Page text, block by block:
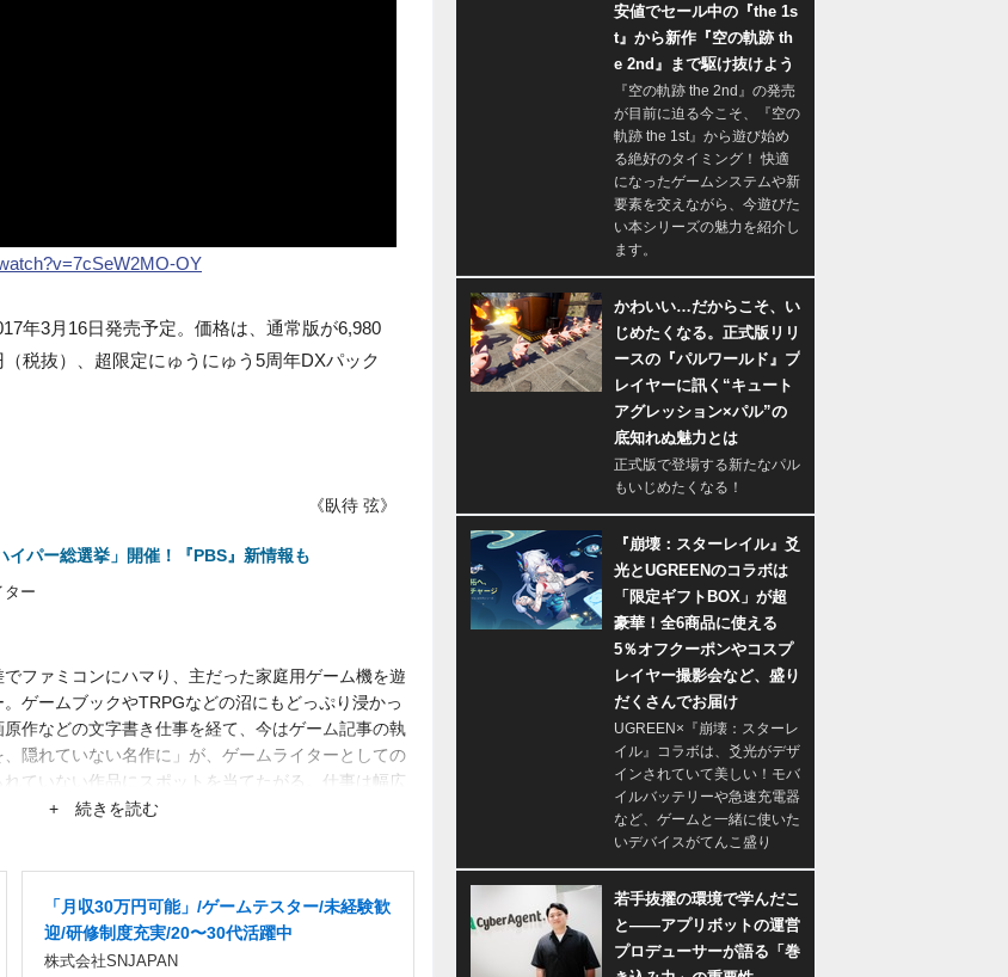
OY
年3月16日発売予定。価格は、通常版が6,980
税抜）、超限定にゅうにゅう5周年DXパック
《臥待 弦》
イパー総選挙」開催！『PBS』新情報も
ター
ファミコンにハマり、主だった家庭用ゲーム機を遊
ゲームブックやTRPGなどの沼にもどっぷり浸かっ
作などの文字書き仕事を経て、今はゲーム記事の執
隠れていない名作に」が、ゲームライターとしての
ていない作品にスポットを当てたがる。仕事は幅広
+ 続きを読む
「月収30万円可能」/ゲームテスター/未経験歓
迎/研修制度充実/20〜30代活躍中
株式会社SNJAPAN
安値でセール中の『the 1s
t』から新作『空の軌跡 th
e 2nd』まで駆け抜けよう
『空の軌跡 the 2nd』の発売
が目前に迫る今こそ、『空の
軌跡 the 1st』から遊び始め
る絶好のタイミング！ 快適
になったゲームシステムや新
要素を交えながら、今遊びた
い本シリーズの魅力を紹介し
ます。
かわいい…だからこそ、い
じめたくなる。正式版リリ
ースの『パルワールド』プ
レイヤーに訊く“キュート
アグレッション×パル”の
底知れぬ魅力とは
正式版で登場する新たなパル
もいじめたくなる！
『崩壊：スターレイル』爻
光とUGREENのコラボは
「限定ギフトBOX」が超
豪華！全6商品に使える
5％オフクーポンやコスプ
レイヤー撮影会など、盛り
だくさんでお届け
UGREEN×『崩壊：スターレ
イル』コラボは、爻光がデザ
インされていて美しい！モバ
イルバッテリーや急速充電器
など、ゲームと一緒に使いた
いデバイスがてんこ盛り
若手抜擢の環境で学んだこ
と――アプリボットの運営
プロデューサーが語る「巻